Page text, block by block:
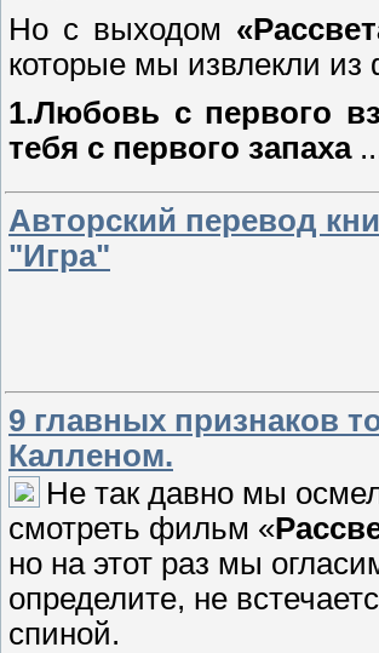
Но с выходом
которые мы извлекли
1.Любовь с первого
тебя с первого запаха
Авторский перевод
"Игра"
9 главных признаков
Калленом.
Не так давно мы
смотреть фильм «
но на этот раз мы
определите, не
спиной.